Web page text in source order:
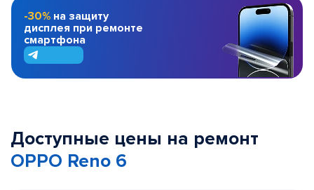
-30% на защиту
дисплея при ремонте
смартфона
Доступные цены на ремонт
OPPO Reno 6